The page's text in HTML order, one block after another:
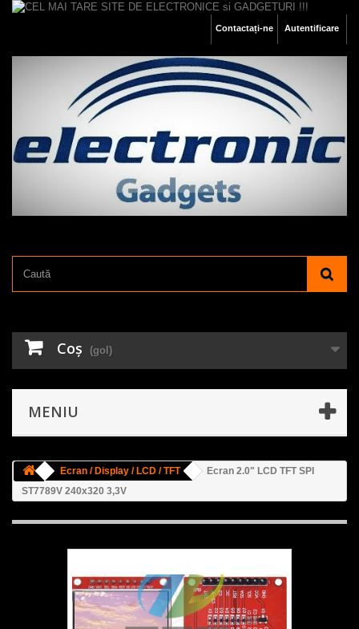
Autentificare
Contactați-ne
Coş (gol)
MENIU
Ecran / Display / LCD / TFT
Ecran 2.0" LCD TFT SPI
ST7789V 240x320 3,3V